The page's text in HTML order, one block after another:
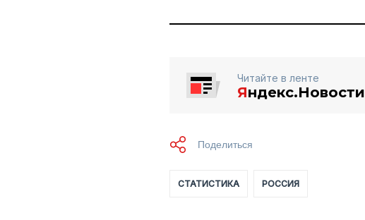
Читайте в ленте
Яндекс.Новости
СТАТИСТИКА РОССИЯ